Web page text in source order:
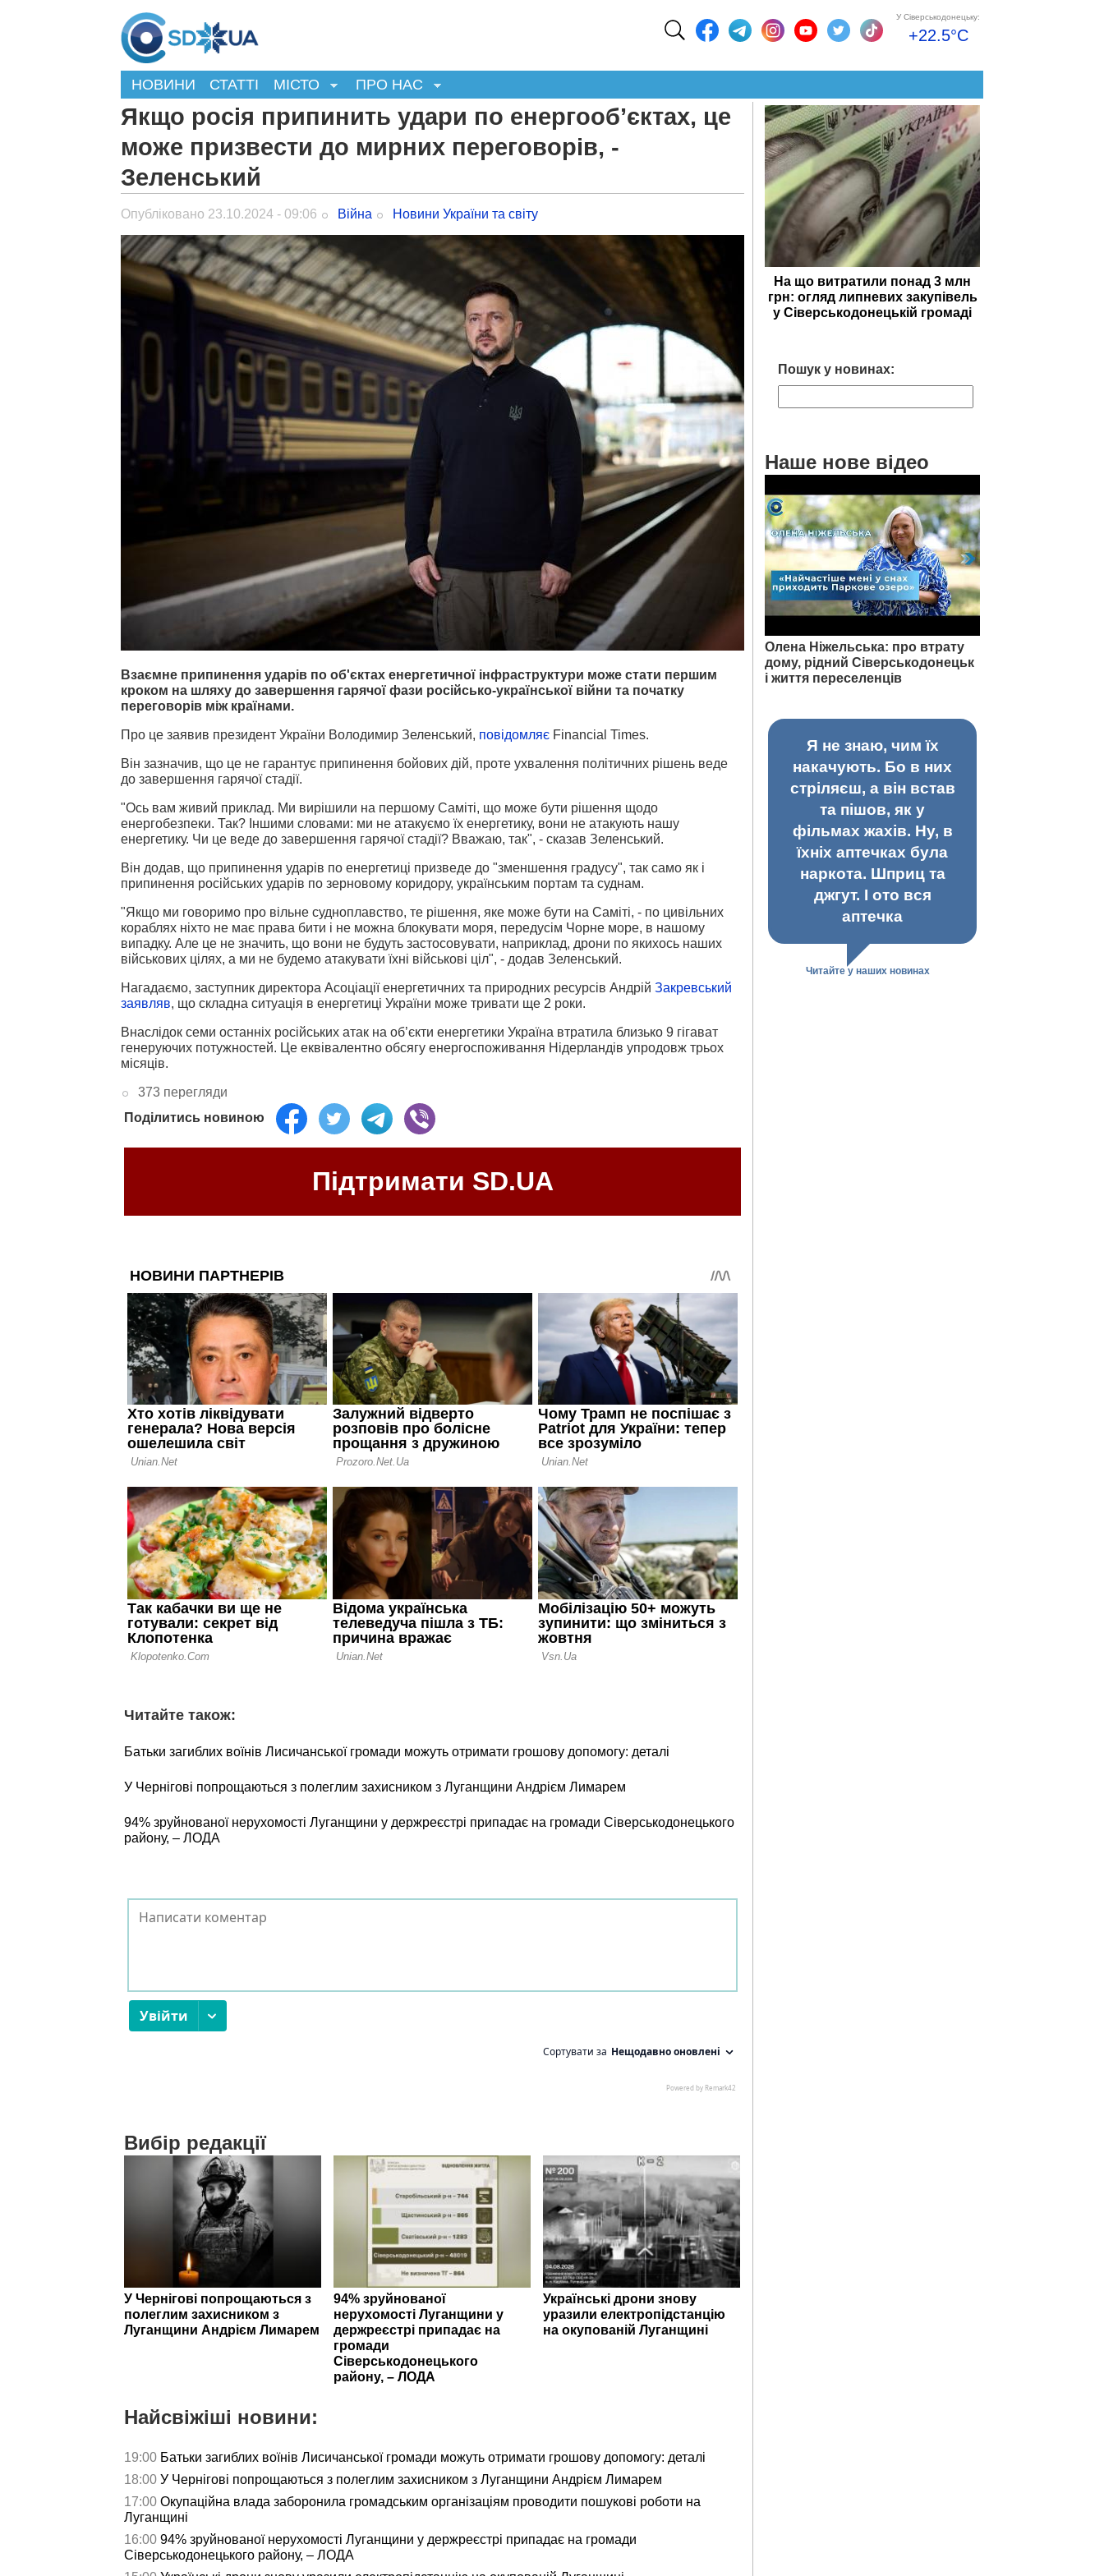
У Сіверськодонецьку:
+22.5°C
НОВИНИ СТАТТІ МІСТО ПРО НАС
Якщо росія припинить удари по енергооб’єктах, це
може призвести до мирних переговорів, -
Зеленський
Опубліковано 23.10.2024 - 09:06 Війна Новини України та світу
Взаємне припинення ударів по об'єктах енергетичної інфраструктури може стати першим
кроком на шляху до завершення гарячої фази російсько-української війни та початку
переговорів між країнами.
Про це заявив президент України Володимир Зеленський, повідомляє Financial Times.
Він зазначив, що це не гарантує припинення бойових дій, проте ухвалення політичних рішень веде
до завершення гарячої стадії.
"Ось вам живий приклад. Ми вирішили на першому Саміті, що може бути рішення щодо
енергобезпеки. Так? Іншими словами: ми не атакуємо їх енергетику, вони не атакують нашу
енергетику. Чи це веде до завершення гарячої стадії? Вважаю, так", - сказав Зеленський.
Він додав, що припинення ударів по енергетиці призведе до "зменшення градусу", так само як і
припинення російських ударів по зерновому коридору, українським портам та суднам.
"Якщо ми говоримо про вільне судноплавство, те рішення, яке може бути на Саміті, - по цивільних
кораблях ніхто не має права бити і не можна блокувати моря, передусім Чорне море, в нашому
випадку. Але це не значить, що вони не будуть застосовувати, наприклад, дрони по якихось наших
військових цілях, а ми не будемо атакувати їхні військові ціл", - додав Зеленський.
Нагадаємо, заступник директора Асоціації енергетичних та природних ресурсів Андрій Закревський
заявляв, що складна ситуація в енергетиці України може тривати ще 2 роки.
Внаслідок семи останніх російських атак на об’єкти енергетики Україна втратила близько 9 гігават
генеруючих потужностей. Це еквівалентно обсягу енергоспоживання Нідерландів упродовж трьох
місяців.
373 перегляди
Поділитись новиною
Підтримати SD.UA
Читайте також:
Батьки загиблих воїнів Лисичанської громади можуть отримати грошову допомогу: деталі
У Чернігові попрощаються з полеглим захисником з Луганщини Андрієм Лимарем
94% зруйнованої нерухомості Луганщини у держреєстрі припадає на громади Сіверськодонецького
району, – ЛОДА
Вибір редакції
У Чернігові попрощаються з
полеглим захисником з
Луганщини Андрієм Лимарем
94% зруйнованої
нерухомості Луганщини у
держреєстрі припадає на
громади
Сіверськодонецького
району, – ЛОДА
Українські дрони знову
уразили електропідстанцію
на окупованій Луганщині
Найсвіжіші новини:
19:00 Батьки загиблих воїнів Лисичанської громади можуть отримати грошову допомогу: деталі
18:00 У Чернігові попрощаються з полеглим захисником з Луганщини Андрієм Лимарем
17:00 Окупаційна влада заборонила громадським організаціям проводити пошукові роботи на
Луганщині
16:00 94% зруйнованої нерухомості Луганщини у держреєстрі припадає на громади
Сіверськодонецького району, – ЛОДА
На що витратили понад 3 млн
грн: огляд липневих закупівель
у Сіверськодонецькій громаді
Пошук у новинах:
Наше нове відео
Олена Ніжельська: про втрату
дому, рідний Сіверськодонецьк
і життя переселенців
Я не знаю, чим їх
накачують. Бо в них
стріляєш, а він встав
та пішов, як у
фільмах жахів. Ну, в
їхніх аптечках була
наркота. Шприц та
джгут. І ото вся
аптечка
Читайте у наших новинах